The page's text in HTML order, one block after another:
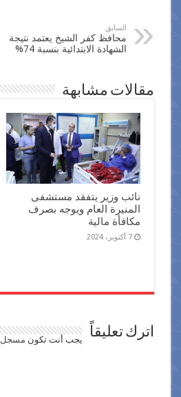
السابق
محافظ كفر الشيخ يعتمد نتيجة
الشهادة الابتدائية بنسبة 74%
مقالات مشابهة
نائب وزير يتفقد مستشفى
المنيرة العام ويوجه بصرف
مكافأة مالية
7 أكتوبر، 2024
اترك تعليقاً يجب أنت تكون مسجل